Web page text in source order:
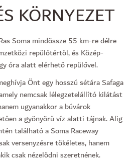
KÖRNYEZET
Soma mindössze 55 km-re délre
repülőtértől, és Közép-
óra alatt elérhető repülővel.
Önt egy hosszú sétára Safaga
nemcsak lélegzetelállító kilátást
ugyanakkor a búvárok
a gyönyörű víz alatti tájnak. Alig
található a Soma Raceway
versenyzésre tökéletes, hanem
csak nézelődni szeretnének.